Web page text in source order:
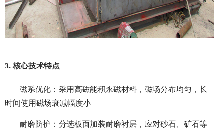
3. 核心技术特点
磁系优化：采用高磁能积永磁材料，磁场分布均匀，长
时间使用磁场衰减幅度小
耐磨防护：分选板面加装耐磨衬层，应对砂石、矿石等